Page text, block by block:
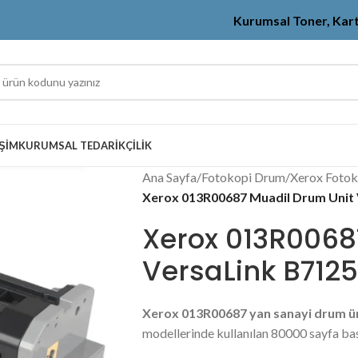
Kurumsal Toner,
KURUMSAL TEDARIKÇILIK
Ana Sayfa/Fotokopi Drum/Xerox
Xerox 013R00687 Muadil Drum Unit
Xerox
VersaLink
Xerox 013R00687 yan sanayi drum
modellerinde kullanılan 80000 sayfa